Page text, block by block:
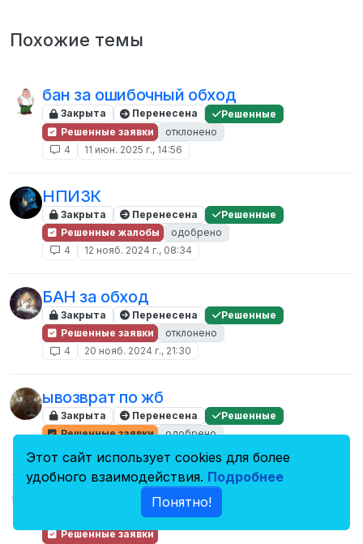
Похожие темы
бан за ошибочный обход
Закрыта Перенесена
Решенные
Решенные заявки
отклонено
4
11 июн. 2025 г., 14:56
НПИЗК
Закрыта Перенесена
Решенные
Решенные жалобы
одобрено
4
12 нояб. 2024 г., 08:34
БАН за обход
Закрыта Перенесена
Решенные
Решенные заявки
отклонено
4
20 нояб. 2024 г., 21:30
ывозврат по жб
Закрыта Перенесена
Решенные
Решенные заявки
одобрено
Перенесена
Решенные
Решенные заявки
Этот сайт использует cookies для более
удобного взаимодействия. Подробнее
Понятно!